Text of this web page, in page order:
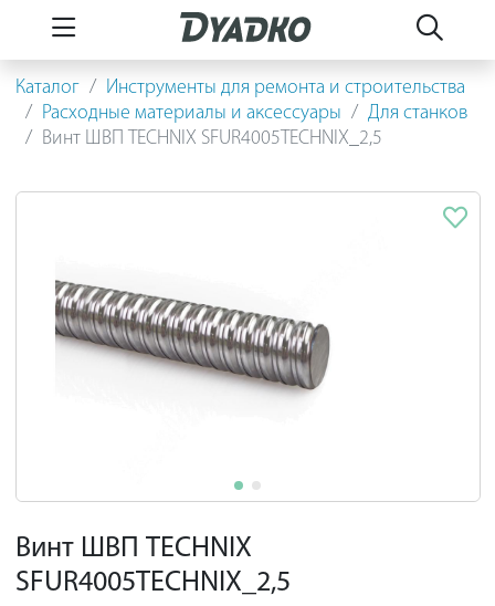
Каталог
Инструменты для ремонта и строительства
Расходные материалы и аксессуары
Для станков
Винт ШВП TECHNIX SFUR4005TEСHNIX_2,5
Винт ШВП TECHNIX
SFUR4005TEСHNIX_2,5